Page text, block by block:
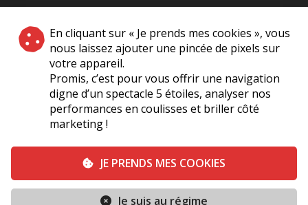
En cliquant sur « Je prends mes cookies », vous
nous laissez ajouter une pincée de pixels sur
votre appareil.
Promis, c’est pour vous offrir une navigation
digne d’un spectacle 5 étoiles, analyser nos
performances en coulisses et briller côté
marketing !
JE PRENDS MES COOKIES
Je suis au régime
NOS PARTENAIRES
|
Plan du site A Propos de Nous
Mentions légales Vie Privée
Conditions générales de vente